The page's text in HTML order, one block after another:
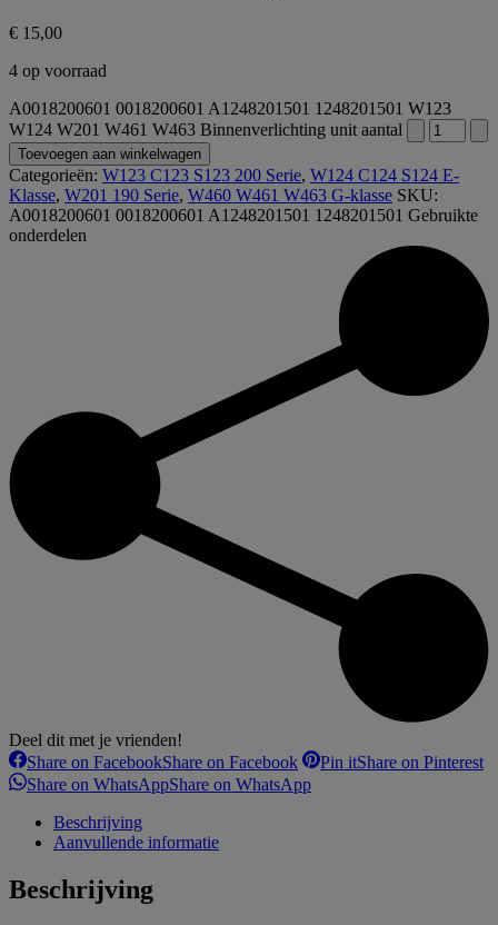
€ 15,00
4 op voorraad
A0018200601 0018200601 A1248201501 1248201501 W123
W124 W201 W461 W463 Binnenverlichting unit aantal
Toevoegen aan winkelwagen
Categorieën: W123 C123 S123 200 Serie, W124 C124 S124 E-
Klasse, W201 190 Serie, W460 W461 W463 G-klasse SKU:
A0018200601 0018200601 A1248201501 1248201501 Gebruikte
onderdelen
Deel dit met je vrienden!
Share on FacebookShare on Facebook Pin itShare on Pinterest
Share on WhatsAppShare on WhatsApp
Beschrijving
Aanvullende informatie
Beschrijving